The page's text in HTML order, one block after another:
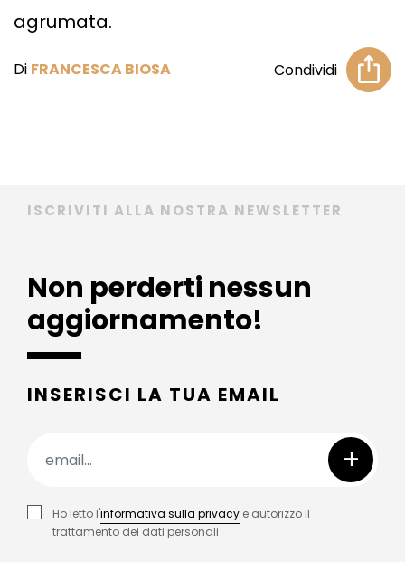
agrumata.
Di FRANCESCA BIOSA Condividi
ISCRIVITI ALLA NOSTRA NEWSLETTER
Non perderti nessun
aggiornamento!
INSERISCI LA TUA EMAIL
+
Ho letto l'informativa sulla privacy e autorizzo il
trattamento dei dati personali